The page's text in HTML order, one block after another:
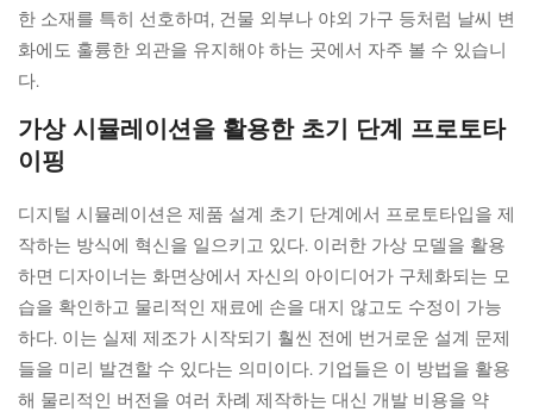
한 소재를 특히 선호하며, 건물 외부나 야외 가구 등처럼 날씨 변
화에도 훌륭한 외관을 유지해야 하는 곳에서 자주 볼 수 있습니
다.
가상 시뮬레이션을 활용한 초기 단계 프로토타
이핑
디지털 시뮬레이션은 제품 설계 초기 단계에서 프로토타입을 제
작하는 방식에 혁신을 일으키고 있다. 이러한 가상 모델을 활용
하면 디자이너는 화면상에서 자신의 아이디어가 구체화되는 모
습을 확인하고 물리적인 재료에 손을 대지 않고도 수정이 가능
하다. 이는 실제 제조가 시작되기 훨씬 전에 번거로운 설계 문제
들을 미리 발견할 수 있다는 의미이다. 기업들은 이 방법을 활용
해 물리적인 버전을 여러 차례 제작하는 대신 개발 비용을 약